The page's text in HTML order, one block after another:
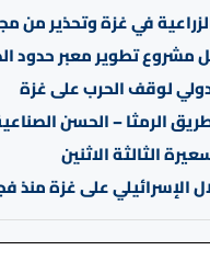
مشروع تطوير معبر حدود
دولي لوقف الحرب على غزة
الرمثا – الحسن
الثالثة الاثنين